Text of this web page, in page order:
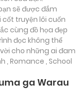
sẽ được đắm
truyện lôi cuốn
cùng đồ họa đẹp
đọc không thể
cho những ai đam
, Romance , School
ga Warau